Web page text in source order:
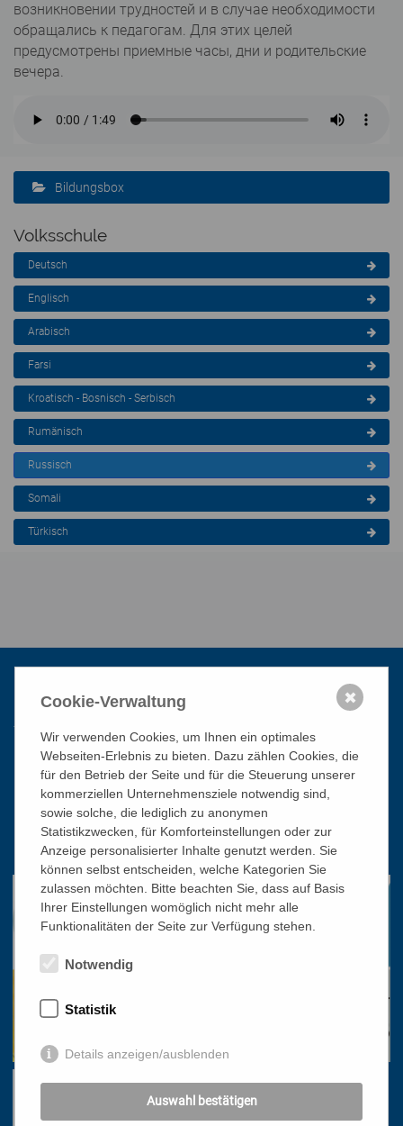
возникновении трудностей и в случае необходимости
обращались к педагогам. Для этих целей
предусмотрены приемные часы, дни и родительские
вечера.
Bildungsbox
Volksschule
Deutsch
Englisch
Arabisch
Farsi
Kroatisch - Bosnisch - Serbisch
Rumänisch
Russisch
Somali
Türkisch
Kontakt
Katholisches Bildungswerk Wien
1010 Wien, Stephansplatz 3
01/51 552-3320
office@bildungswerk.at
Cookie-Verwaltung
Wir verwenden Cookies, um Ihnen ein optimales
Webseiten-Erlebnis zu bieten. Dazu zählen Cookies, die
für den Betrieb der Seite und für die Steuerung unserer
kommerziellen Unternehmensziele notwendig sind,
sowie solche, die lediglich zu anonymen
Statistikzwecken, für Komforteinstellungen oder zur
Anzeige personalisierter Inhalte genutzt werden. Sie
können selbst entscheiden, welche Kategorien Sie
zulassen möchten. Bitte beachten Sie, dass auf Basis
Ihrer Einstellungen womöglich nicht mehr alle
Funktionalitäten der Seite zur Verfügung stehen.
Notwendig
Statistik
Details anzeigen/ausblenden
Auswahl bestätigen
✖